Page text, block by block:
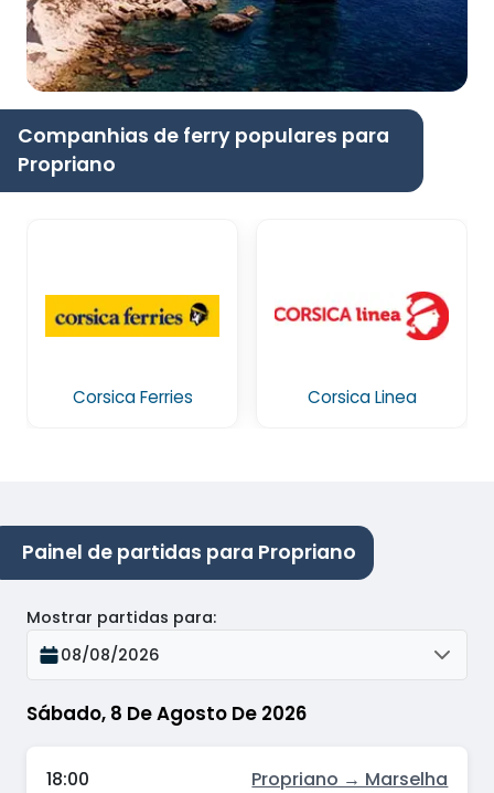
Companhias de ferry populares para
Propriano
Corsica Ferries Corsica Linea
Painel de partidas para Propriano
Sábado, 8 De Agosto De 2026
Mostrar partidas para:
08/08/2026
18:00 Propriano → Marselha